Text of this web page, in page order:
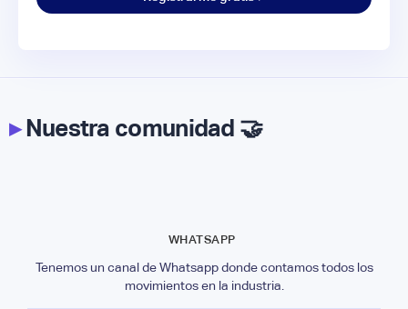
▸Nuestra comunidad 🤝
WHATSAPP
Tenemos un canal de Whatsapp donde contamos todos los
movimientos en la industria.